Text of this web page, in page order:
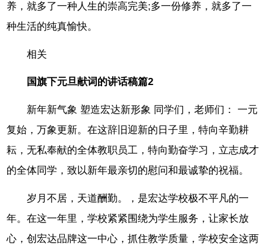
养，就多了一种人生的崇高完美;多一份修养，就多了一
种生活的纯真愉快。
相关
国旗下元旦献词的讲话稿篇2
新年新气象 塑造宏达新形象 同学们，老师们： 一元
复始，万象更新。在这辞旧迎新的日子里，特向辛勤耕
耘，无私奉献的全体教职员工，特向勤奋学习，立志成才
的全体同学，致以新年最亲切的慰问和最诚挚的祝福。
岁月不居，天道酬勤。，是宏达学校极不平凡的一
年。在这一年里，学校紧紧围绕为学生服务，让家长放
心，创宏达品牌这一中心，抓住教学质量，学校安全这两